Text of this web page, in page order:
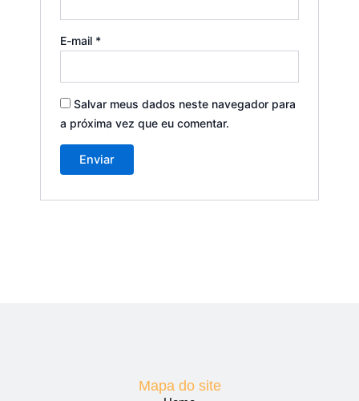
E-mail *
Salvar meus dados neste navegador para
a próxima vez que eu comentar.
Mapa do site